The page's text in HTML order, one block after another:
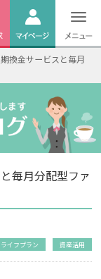
ログイン
換金サービスと毎月
毎月分配型ファ
ライフプラン 資産活用